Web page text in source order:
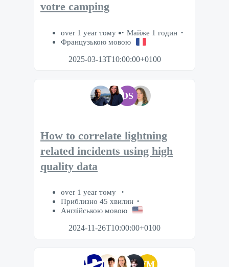
votre camping
over 1 year тому
Майже 1 годин
Французькою мовою
2025-03-13T10:00:00+0100
OS
How to correlate lightning
related incidents using high
quality data
over 1 year тому
Приблизно 45 хвилин
Англійською мовою
2024-11-26T10:00:00+0100
VM